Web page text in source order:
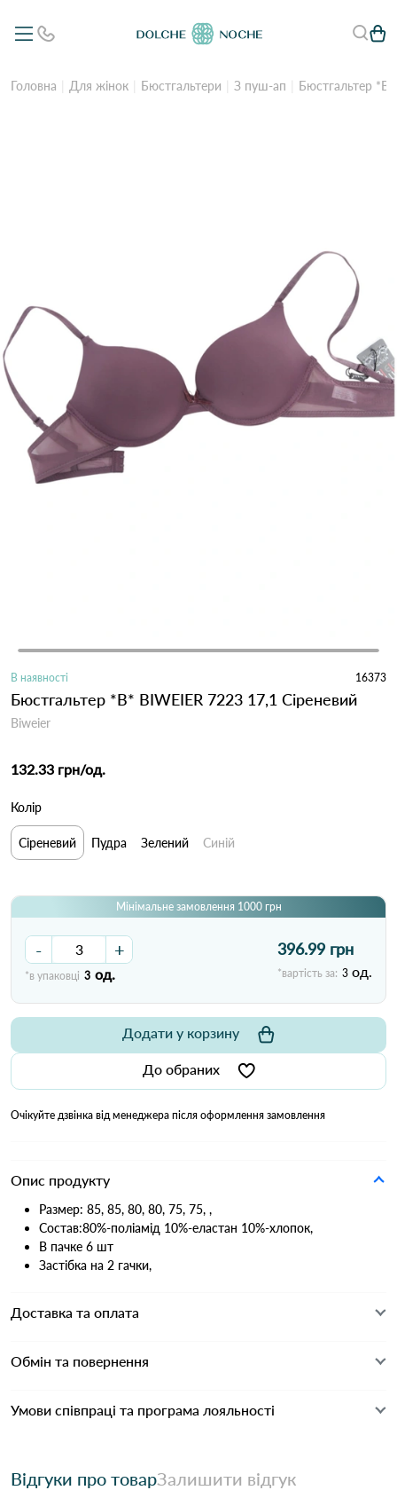
Головна Для жінок Бюстгальтери З пуш-ап Бюстгальтер
В наявності 16373
Бюстгальтер *B* BIWEIER 7223 17,1 Сіреневий
Biweier
132.33 грн/од.
Колір
Сіреневий Пудра Зелений Синій
Мінімальне замовлення 1000 грн
- +
*в упаковці 3 од.
396.99 грн
*вартість за: 3 од.
До обраних
Додати у корзину
Очікуйте дзвінка від менеджера після оформлення замовлення
Опис продукту
Размер: 85, 85, 80, 80, 75, 75, ,
Состав:80%-поліамід 10%-еластан 10%-хлопок,
В пачке 6 шт
Застібка на 2 гачки,
Доставка та оплата
Обмін та повернення
Умови співпраці та програма лояльності
Відгуки про товарЗалишити відгук